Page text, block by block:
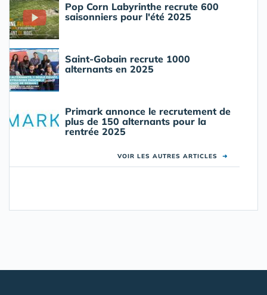
Pop Corn Labyrinthe recrute 600
saisonniers pour l'été 2025
Saint-Gobain recrute 1000
alternants en 2025
Primark annonce le recrutement de
plus de 150 alternants pour la
rentrée 2025
VOIR LES AUTRES ARTICLES ➜